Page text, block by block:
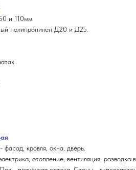
и 110мм.
полипропилен Д20 и Д25.
- фасад, кровля, окна, дверь.
отопление, вентиляция, разводка